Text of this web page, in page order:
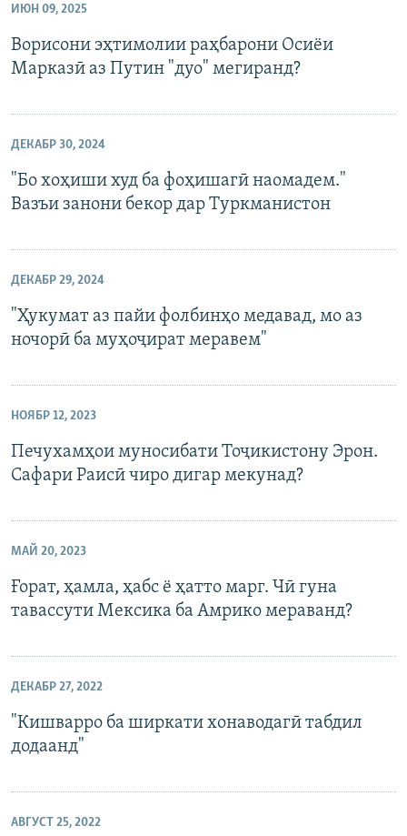
ИЮН 09, 2025
Ворисони эҳтимолии раҳбарони Осиёи
Марказӣ аз Путин "дуо" мегиранд?
ДЕКАБР 30, 2024
"Бо хоҳиши худ ба фоҳишагӣ наомадем."
Вазъи занони бекор дар Туркманистон
ДЕКАБР 29, 2024
"Ҳукумат аз пайи фолбинҳо медавад, мо аз
ночорӣ ба муҳоҷират меравем"
НОЯБР 12, 2023
Печухамҳои муносибати Тоҷикистону Эрон.
Сафари Раисӣ чиро дигар мекунад?
МАЙ 20, 2023
Ғорат, ҳамла, ҳабс ё ҳатто марг. Чӣ гуна
тавассути Мексика ба Амрико мераванд?
ДЕКАБР 27, 2022
"Кишварро ба ширкати хонаводагӣ табдил
додаанд"
АВГУСТ 25, 2022